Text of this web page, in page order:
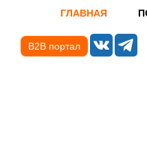
ГЛАВНАЯ
B2B портал